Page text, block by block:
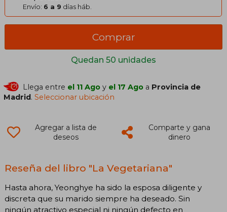
Envío: 6 a 9 días háb.
Quedan 50 unidades
Comprar
Llega entre el 11 Ago y el 17 Ago a Provincia de
Madrid.Seleccionar ubicación
Agregar a lista de
deseos
Comparte y gana
dinero
Reseña del libro "La Vegetariana"
Hasta ahora, Yeonghye ha sido la esposa diligente y
discreta que su marido siempre ha deseado. Sin
ningún atractivo especial ni ningún defecto en